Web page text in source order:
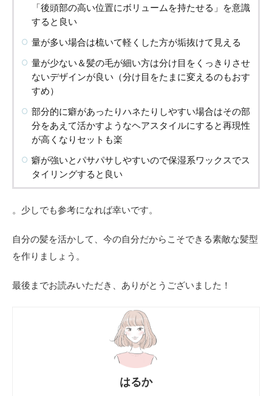
「後頭部の高い位置にボリュームを持たせる」を意識
すると良い
量が多い場合は梳いて軽くした方が垢抜けて見える
量が少ない＆髪の毛が細い方は分け目をくっきりさせ
ないデザインが良い（分け目をたまに変えるのもおす
すめ）
部分的に癖があったりハネたりしやすい場合はその部
分をあえて活かすようなヘアスタイルにすると再現性
が高くなりセットも楽
癖が強いとパサパサしやすいので保湿系ワックスでス
タイリングすると良い
。少しでも参考になれば幸いです。
自分の髪を活かして、今の自分だからこそできる素敵な髪型
を作りましょう。
最後までお読みいただき、ありがとうございました！
はるか